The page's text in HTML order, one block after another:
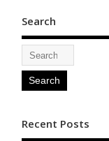
Search
Recent Posts